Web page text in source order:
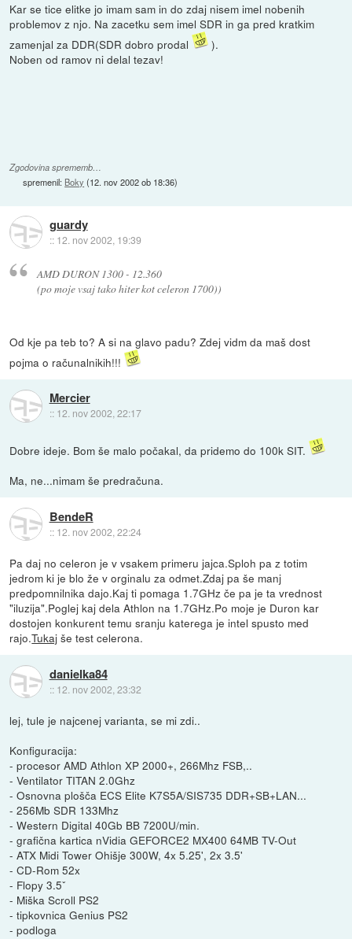
Kar se tice elitke jo imam sam in do zdaj nisem imel nobenih
problemov z njo. Na zacetku sem imel SDR in ga pred kratkim
zamenjal za DDR(SDR dobro prodal
).
Noben od ramov ni delal tezav!
Zgodovina sprememb…
spremenil: Boky (12. nov 2002 ob 18:36)
guardy
:: 12. nov 2002, 19:39
AMD DURON 1300 - 12.360
(po moje vsaj tako hiter kot celeron 1700))
Od kje pa teb to? A si na glavo padu? Zdej vidm da maš dost
pojma o računalnikih!!!
Mercier
:: 12. nov 2002, 22:17
Dobre ideje. Bom še malo počakal, da pridemo do 100k SIT.
Ma, ne...nimam še predračuna.
BendeR
:: 12. nov 2002, 22:24
Pa daj no celeron je v vsakem primeru jajca.Sploh pa z totim
jedrom ki je blo že v orginalu za odmet.Zdaj pa še manj
predpomnilnika dajo.Kaj ti pomaga 1.7GHz če pa je ta vrednost
"iluzija".Poglej kaj dela Athlon na 1.7GHz.Po moje je Duron kar
dostojen konkurent temu sranju katerega je intel spusto med
rajo.Tukaj še test celerona.
danielka84
:: 12. nov 2002, 23:32
lej, tule je najcenej varianta, se mi zdi..
Konfiguracija:
- procesor AMD Athlon XP 2000+, 266Mhz FSB,..
- Ventilator TITAN 2.0Ghz
- Osnovna plošča ECS Elite K7S5A/SIS735 DDR+SB+LAN...
- 256Mb SDR 133Mhz
- Western Digital 40Gb BB 7200U/min.
- grafična kartica nVidia GEFORCE2 MX400 64MB TV-Out
- ATX Midi Tower Ohišje 300W, 4x 5.25', 2x 3.5'
- CD-Rom 52x
- Flopy 3.5ˇ
- Miška Scroll PS2
- tipkovnica Genius PS2
- podloga